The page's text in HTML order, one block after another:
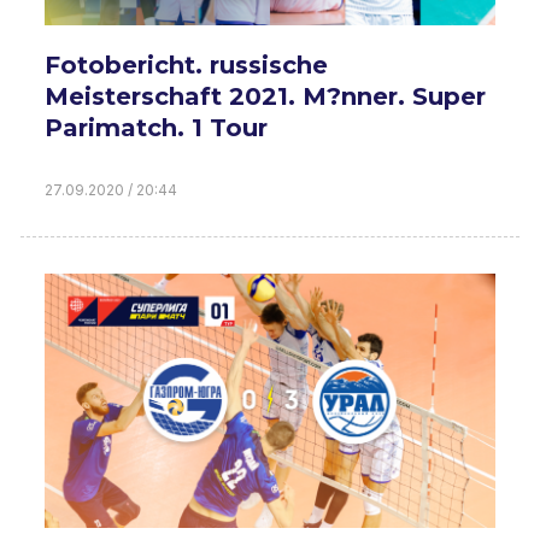
Fotobericht. russische
Meisterschaft 2021. M?nner. Super
Parimatch. 1 Tour
27.09.2020 / 20:44